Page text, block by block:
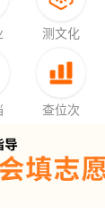
测文化
查位次